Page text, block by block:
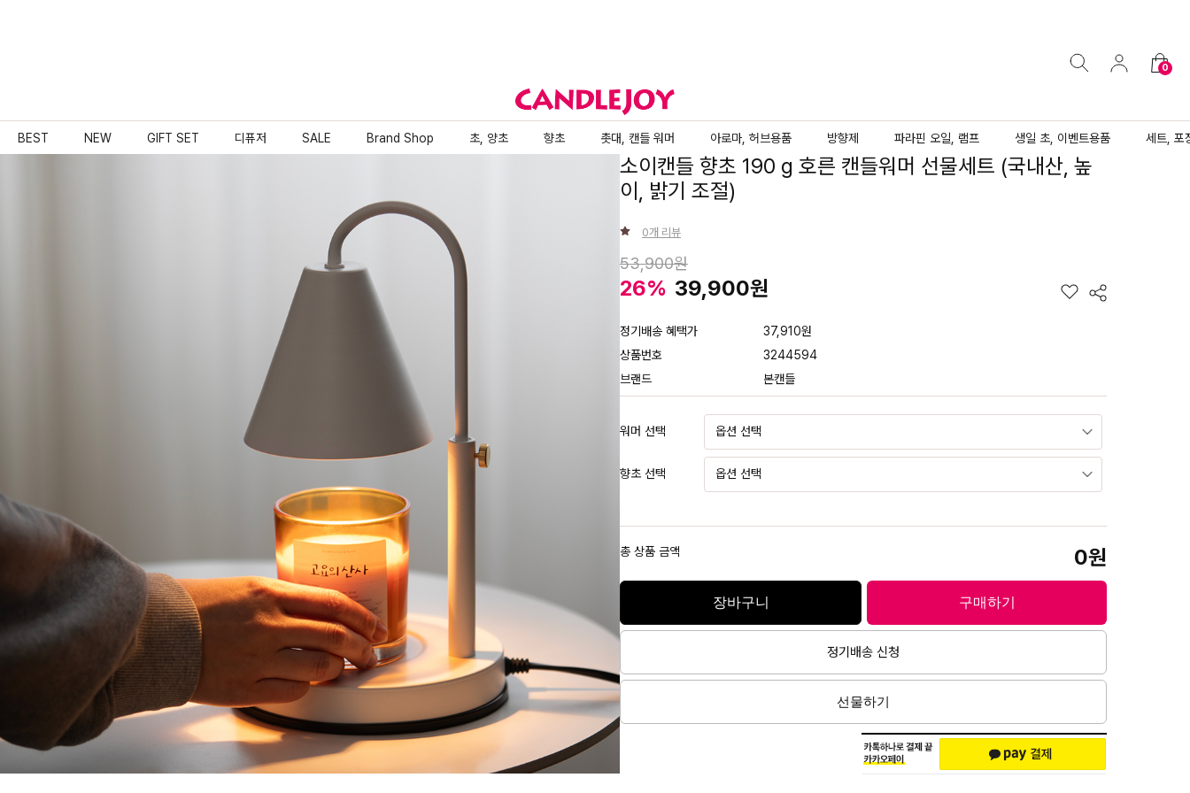
NEW GIFT SET SALE
BEST 디퓨저 Brand Shop 초, 양초 향초 촛대, 캔들 워머 아로마, 허브용품 방향제 파라핀 오일, 램프 생일 초, 이벤트용품 세트, 포
0
소이캔들 향초 190 g 호른 캔들워머 선물세트 (국내산, 높
이, 밝기 조절)
0개 리뷰
53,900
26% 39,900
정기배송 혜택가
37,910원
상품번호
3244594
브랜드
본캔들
워머 선택
향초 선택
총 상품 금액 0
장바구니 구매하기
정기배송 신청
선물하기